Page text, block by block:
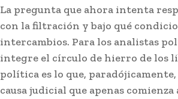
La pregunta que ahora intenta
con la filtración y bajo qué
intercambios. Para los analistas
integre el círculo de hierro de los
política es lo que,
causa judicial que apenas